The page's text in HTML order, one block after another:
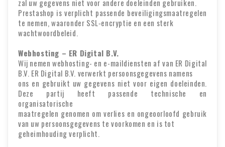
zal uw gegevens niet voor andere doeleinden gebruiken.
Prestashop is verplicht passende beveiligingsmaatregelen
te nemen, waaronder SSL‑encryptie en een sterk
wachtwoordbeleid.
Webhosting – ER Digital B.V.
Wij nemen webhosting- en e-maildiensten af van ER Digital
B.V. ER Digital B.V. verwerkt persoonsgegevens namens
ons en gebruikt uw gegevens niet voor eigen doeleinden.
Deze partij heeft passende technische en
organisatorische
maatregelen genomen om verlies en ongeoorloofd gebruik
van uw persoonsgegevens te voorkomen en is tot
geheimhouding verplicht.